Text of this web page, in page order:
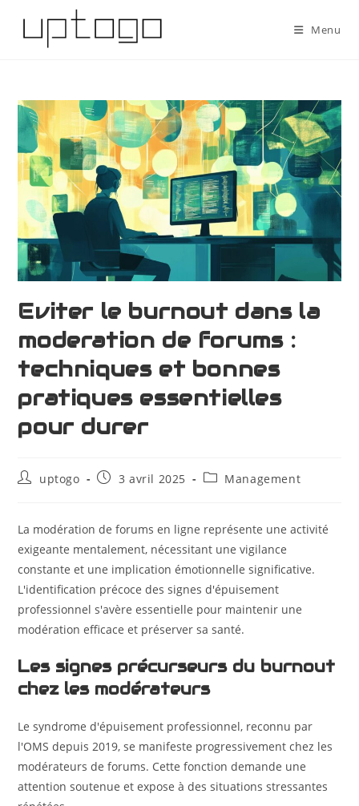
Menu
Eviter le burnout dans la
moderation de forums :
techniques et bonnes
pratiques essentielles
pour durer
uptogo 3 avril 2025 Management
La modération de forums en ligne représente une activité
exigeante mentalement, nécessitant une vigilance
constante et une implication émotionnelle significative.
L'identification précoce des signes d'épuisement
professionnel s'avère essentielle pour maintenir une
modération efficace et préserver sa santé.
Les signes précurseurs du burnout
chez les modérateurs
Le syndrome d'épuisement professionnel, reconnu par
l'OMS depuis 2019, se manifeste progressivement chez les
modérateurs de forums. Cette fonction demande une
attention soutenue et expose à des situations stressantes